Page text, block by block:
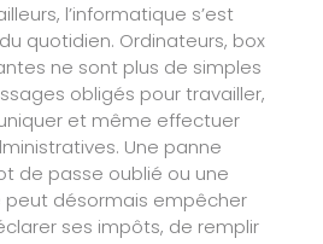
l’informatique s’est
quotidien. Ordinateurs, box
ne sont plus de simples
obligés pour travailler,
et même effectuer
Une panne
de passe oublié ou une
peut désormais empêcher
ses impôts, de remplir